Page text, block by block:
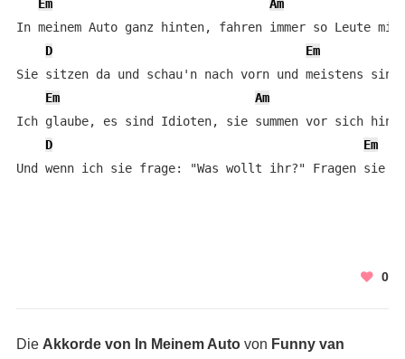
Em
Am
In meinem Auto ganz hinten, fahren immer so Leute mit
D
Em
Sie sitzen da und schau'n nach vorn und meistens
Em
Am
Ich glaube, es sind Idioten, sie summen vor sich hin
D
Em
Und wenn ich sie frage: "Was wollt ihr?" Fragen sie
0
Die Akkorde von In Meinem Autovon Funny van